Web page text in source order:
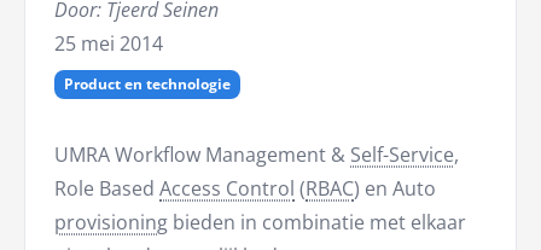
Door: Tjeerd Seinen
25 mei 2014
Product en technologie
UMRA Workflow Management & Self-Service,
Role Based Access Control (RBAC) en Auto
provisioning bieden in combinatie met elkaar